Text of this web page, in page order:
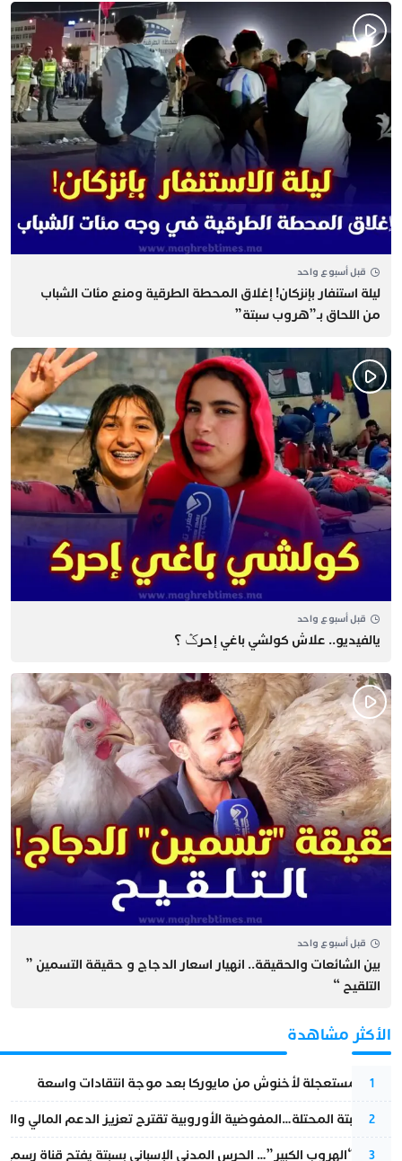
قبل أسبوع واحد
​ليلة استنفار بإنزكان! إغلاق المحطة الطرقية ومنع مئات الشباب
من اللحاق بـ”هروب سبتة”
قبل أسبوع واحد
يالفيديو.. علاش كولشي باغي إحرݣ ؟
قبل أسبوع واحد
بين الشائعات والحقيقة.. انهيار اسعار الدجاج و حقيقة التسمين ”
التلقيح “
الأكثر مشاهدة
1
عودة مستعجلة لأخنوش من مايوركا بعد موجة انتقادات واسعة
2
أزمة سبتة المحتلة…المفوضية الأوروبية تقترح تعزيز الدعم المالي
3
عملية “الهروب الكبير”… الحرس المدني الإسباني بسبتة يفتح قناة